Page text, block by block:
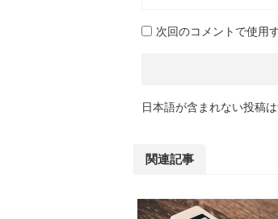
次回のコメントで使用
日本語が含まれない投稿
関連記事
快 ...